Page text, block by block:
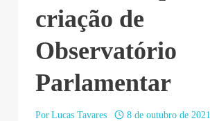
criação de
Observatório
Parlamentar
Por Lucas Tavares
8 de outubro de 2021